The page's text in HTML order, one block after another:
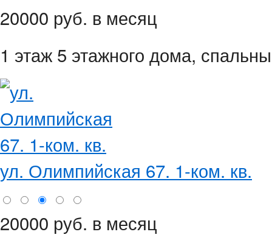
20000 руб. в месяц
1 этаж 5 этажного дома,
ул. Олимпийская 67. 1-ком. кв.
20000 руб. в месяц